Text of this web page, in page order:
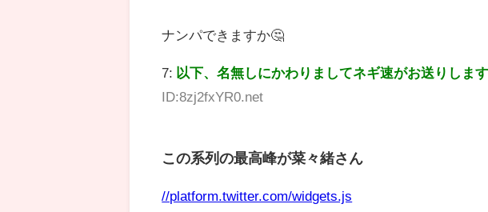
ナンパできますか🤔
7: 以下、名無しにかわりましてネギ速がお送りします
ID:8zj2fxYR0.net
この系列の最高峰が菜々緒さん
//platform.twitter.com/widgets.js